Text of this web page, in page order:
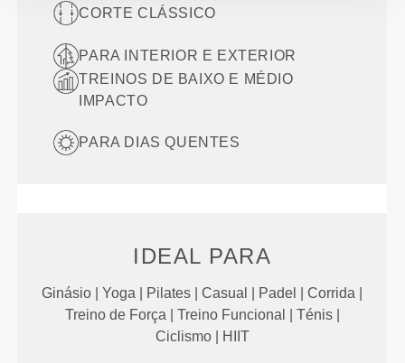
CORTE CLÁSSICO
PARA INTERIOR E EXTERIOR
TREINOS DE BAIXO E MÉDIO
IMPACTO
PARA DIAS QUENTES
IDEAL PARA
Ginásio | Yoga | Pilates | Casual | Padel | Corrida |
Treino de Força | Treino Funcional | Ténis |
Ciclismo | HIIT